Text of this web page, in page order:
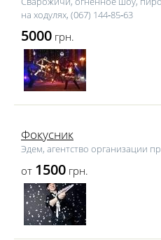
на ходулях, (067) 144‑85‑63
5000 грн.
Фокусник
Эдем, агентство организации
от 1500 грн.